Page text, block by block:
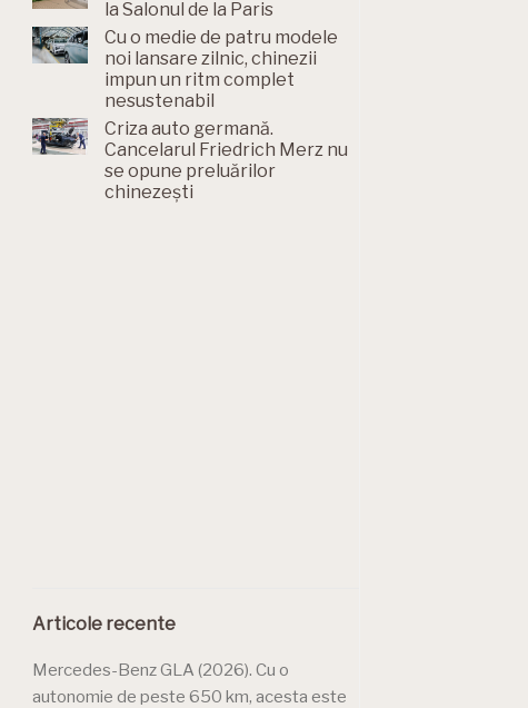
la Salonul de la Paris
Cu o medie de patru modele
noi lansare zilnic, chinezii
impun un ritm complet
nesustenabil
Criza auto germană.
Cancelarul Friedrich Merz nu
se opune preluărilor
chinezești
Articole recente
Mercedes-Benz GLA (2026). Cu o
autonomie de peste 650 km, acesta este